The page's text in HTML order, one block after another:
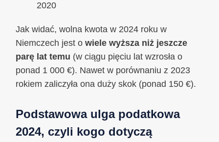
2020
Jak widać, wolna kwota w 2024 roku w
Niemczech jest o wiele wyższa niż jeszcze
parę lat temu (w ciągu pięciu lat wzrosła o
ponad 1 000 €). Nawet w porównaniu z 2023
rokiem zaliczyła ona duży skok (ponad 150 €).
Podstawowa ulga podatkowa
2024, czyli kogo dotyczą